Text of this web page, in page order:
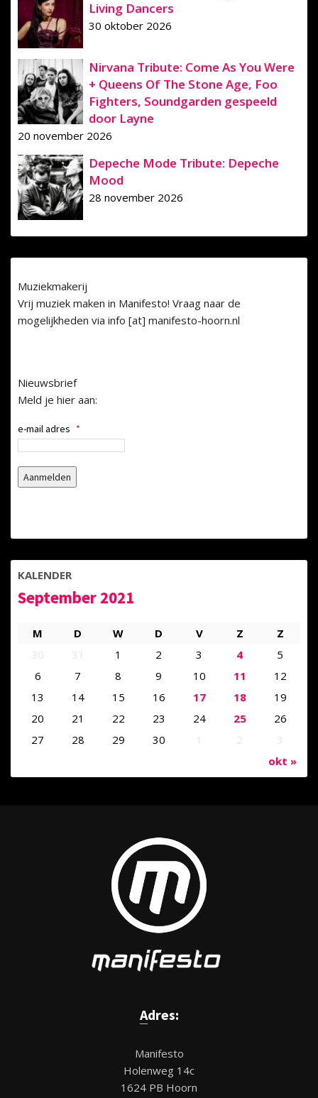
Living Dancers
30 oktober 2026
Nirvana Tribute: Come As You Were
+ Queens Of The Stone Age, Foo
Fighters, Soundgarden gespeeld
door Layne
20 november 2026
Depeche Mode Tribute: Depeche
Mood
28 november 2026
Muziekmakerij
Vrij muziek maken in Manifesto! Vraag naar de
mogelijkheden via info [at] manifesto-hoorn.nl
Nieuwsbrief
Meld je hier aan:
e-mail adres *
KALENDER
September 2021
okt »
M D W D V Z
Z
30
31 1 2 3 4
5
6
7 8 9 10 11
12
13
14 15 16 17 18
19
20
21 22 23 24 25
26
27
28 29 30 1 2 3
Adres:
Manifesto
Holenweg 14c
1624 PB Hoorn